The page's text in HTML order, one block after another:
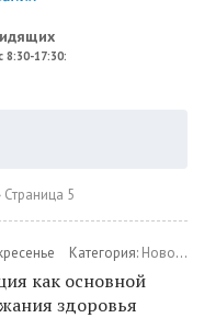
8:30-17:30:
Страница 5
Категория: Новости
как основной
здоровья